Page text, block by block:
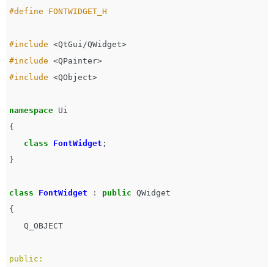
#include <QtGui/QWidget>
#include <QPainter>
#include <QObject>
namespace Ui
{
class
FontWidget ;
}
class FontWidget : public QWidget
{
Q_OBJECT
public: